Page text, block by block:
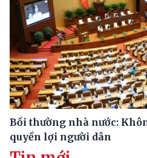
Bồi thường nhà nước:
quyền lợi người dân